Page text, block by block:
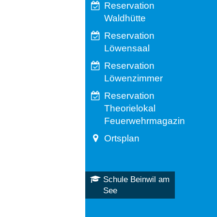
Reservation
Waldhütte
Reservation
Löwensaal
Reservation
Löwenzimmer
Reservation
Theorielokal
Feuerwehrmagazin
Ortsplan
Schule Beinwil am
See